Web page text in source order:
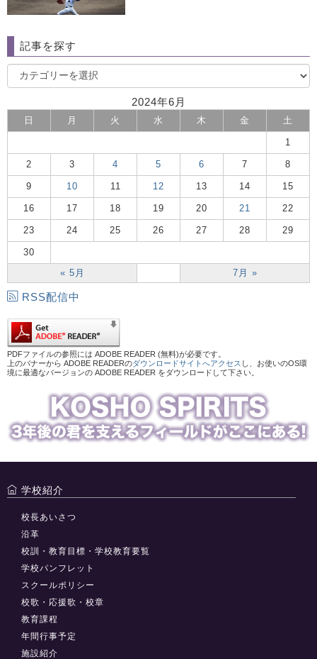
記事を探す
2024年6月
日 月 火 水 木 金 土
« 5月 7月 »
1
2 3 4 5 6 7 8
9 10 11 12 13 14 15
16 17 18 19 20 21 22
23 24 25 26 27 28 29
30
RSS配信中
PDFファイルの参照には ADOBE READER (無料)が必要です。
上のバナーから ADOBE READERのダウンロードサイトへアクセス し、お使いのOS環
境に最適なバージョンの ADOBE READER をダウンロードして下さい。
学校紹介
校長あいさつ
沿革
校訓・教育目標・学校教育要覧
学校パンフレット
スクールポリシー
校歌・応援歌・校章
教育課程
年間行事予定
施設紹介